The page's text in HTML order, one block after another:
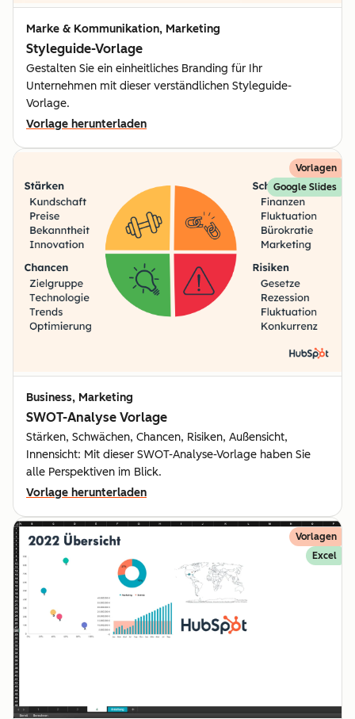
Marke & Kommunikation, Marketing
Styleguide-Vorlage
Gestalten Sie ein einheitliches Branding für Ihr
Unternehmen mit dieser verständlichen Styleguide-
Vorlage.
Vorlage herunterladen
Vorlagen
Google Slides
Business, Marketing
SWOT-Analyse Vorlage
Stärken, Schwächen, Chancen, Risiken, Außensicht,
Innensicht: Mit dieser SWOT-Analyse-Vorlage haben Sie
alle Perspektiven im Blick.
Vorlage herunterladen
Vorlagen
Excel